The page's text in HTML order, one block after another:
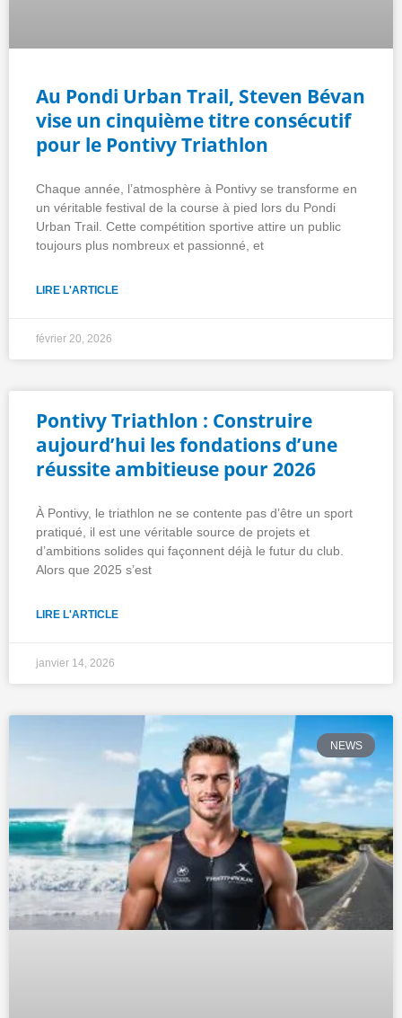
Au Pondi Urban Trail, Steven Bévan
vise un cinquième titre consécutif
pour le Pontivy Triathlon
Chaque année, l’atmosphère à Pontivy se transforme en
un véritable festival de la course à pied lors du Pondi
Urban Trail. Cette compétition sportive attire un public
toujours plus nombreux et passionné, et
LIRE L'ARTICLE
février 20, 2026
Pontivy Triathlon : Construire
aujourd’hui les fondations d’une
réussite ambitieuse pour 2026
À Pontivy, le triathlon ne se contente pas d’être un sport
pratiqué, il est une véritable source de projets et
d’ambitions solides qui façonnent déjà le futur du club.
Alors que 2025 s’est
LIRE L'ARTICLE
janvier 14, 2026
NEWS